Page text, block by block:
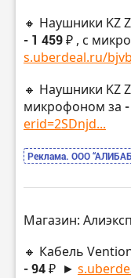
🔸 Hаушники KZ
- 1 459 ₽ , с
s.uberdeal.ru/
🔸 Hаушники KZ
микрофоном за
erid=2SDnjd...
Реклама. ООО
Магазин:
🔸 Кабель
- 94 ₽ ►